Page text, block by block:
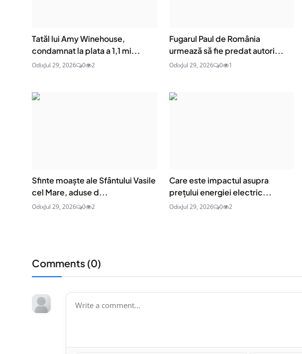
Tatăl lui Amy Winehouse,
condamnat la plata a 1,1 mi...
OdixJul 29, 2026 0 2
Fugarul Paul de România
urmează să fie predat autori...
OdixJul 29, 2026 0 1
Sfinte moaşte ale Sfântului Vasile
cel Mare, aduse d...
OdixJul 29, 2026 0 2
Care este impactul asupra
prețului energiei electric...
OdixJul 29, 2026 0 2
Comments (0)